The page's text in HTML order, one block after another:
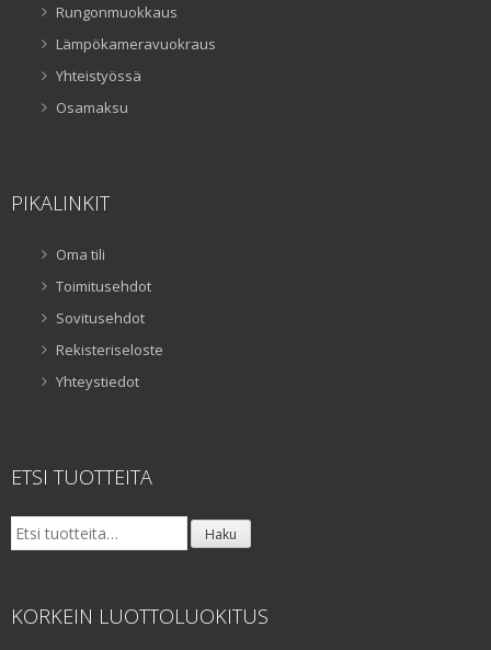
Rungonmuokkaus
Lämpökameravuokraus
Yhteistyössä
Osamaksu
PIKALINKIT
Oma tili
Toimitusehdot
Sovitusehdot
Rekisteriseloste
Yhteystiedot
ETSI TUOTTEITA
Etsi: Haku
KORKEIN LUOTTOLUOKITUS